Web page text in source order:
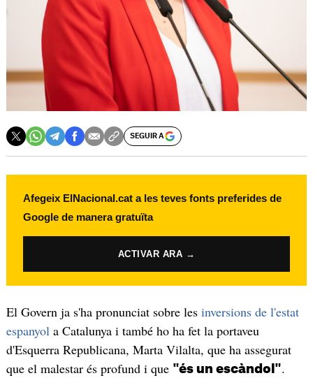
SEGUIR A
Afegeix ElNacional.cat a les teves fonts preferides de
Google de manera gratuïta
ACTIVAR ARA →
El Govern ja s'ha pronunciat sobre les inversions de l'estat
espanyol a Catalunya i també ho ha fet la portaveu
d'Esquerra Republicana, Marta Vilalta, que ha assegurat
que el malestar és profund i que "és un escàndol".